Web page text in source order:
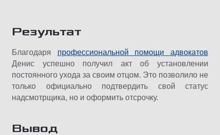
Результат
Благодаря профессиональной помощи адвокатов
Денис успешно получил акт об установлении
постоянного ухода за своим отцом. Это позволило не
только официально подтвердить свой статус
надсмотрщика, но и оформить отсрочку.
Вывод